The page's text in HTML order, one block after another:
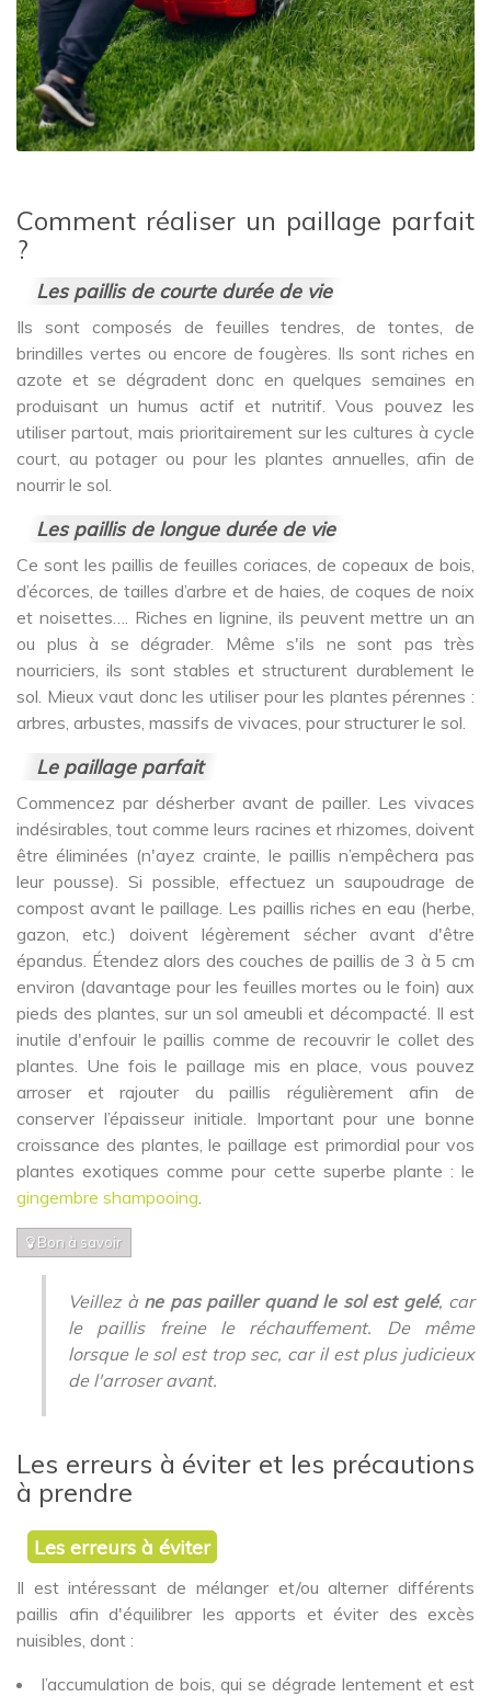
Comment réaliser un paillage parfait
?
Les paillis de courte durée de vie
Ils sont composés de feuilles tendres, de tontes, de
brindilles vertes ou encore de fougères. Ils sont riches en
azote et se dégradent donc en quelques semaines en
produisant un humus actif et nutritif. Vous pouvez les
utiliser partout, mais prioritairement sur les cultures à cycle
court, au potager ou pour les plantes annuelles, afin de
nourrir le sol.
Les paillis de longue durée de vie
Ce sont les paillis de feuilles coriaces, de copeaux de bois,
d’écorces, de tailles d’arbre et de haies, de coques de noix
et noisettes…. Riches en lignine, ils peuvent mettre un an
ou plus à se dégrader. Même s'ils ne sont pas très
nourriciers, ils sont stables et structurent durablement le
sol. Mieux vaut donc les utiliser pour les plantes pérennes :
arbres, arbustes, massifs de vivaces, pour structurer le sol.
Le paillage parfait
Commencez par désherber avant de pailler. Les vivaces
indésirables, tout comme leurs racines et rhizomes, doivent
être éliminées (n'ayez crainte, le paillis n’empêchera pas
leur pousse). Si possible, effectuez un saupoudrage de
compost avant le paillage. Les paillis riches en eau (herbe,
gazon, etc.) doivent légèrement sécher avant d'être
épandus. Étendez alors des couches de paillis de 3 à 5 cm
environ (davantage pour les feuilles mortes ou le foin) aux
pieds des plantes, sur un sol ameubli et décompacté. Il est
inutile d'enfouir le paillis comme de recouvrir le collet des
plantes. Une fois le paillage mis en place, vous pouvez
arroser et rajouter du paillis régulièrement afin de
conserver l’épaisseur initiale. Important pour une bonne
croissance des plantes, le paillage est primordial pour vos
plantes exotiques comme pour cette superbe plante : le
gingembre shampooing
Bon à savoir
Veillez à ne pas pailler quand le sol est gelé, car
le paillis freine le réchauffement. De même
lorsque le sol est trop sec, car il est plus judicieux
de l'arroser avant.
Les erreurs à éviter et les précautions
à prendre
Les erreurs à éviter
Il est intéressant de mélanger et/ou alterner différents
paillis afin d'équilibrer les apports et éviter des excès
nuisibles, dont :
l’accumulation de bois, qui se dégrade lentement et est